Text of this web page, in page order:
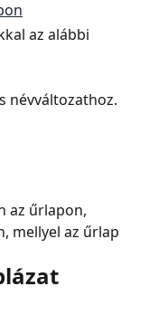
az alábbi
névváltozathoz.
az űrlapon,
mellyel az űrlap